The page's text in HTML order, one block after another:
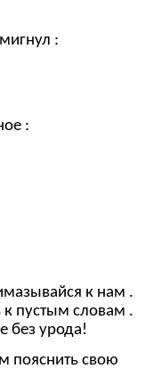
:
:
к нам .
пустым словам .
без урода!
свою